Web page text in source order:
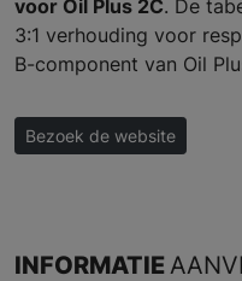
voor Oil Plus 2C. De
3:1 verhouding voor
B-component van Oil
Bezoek de website
INFORMATIE